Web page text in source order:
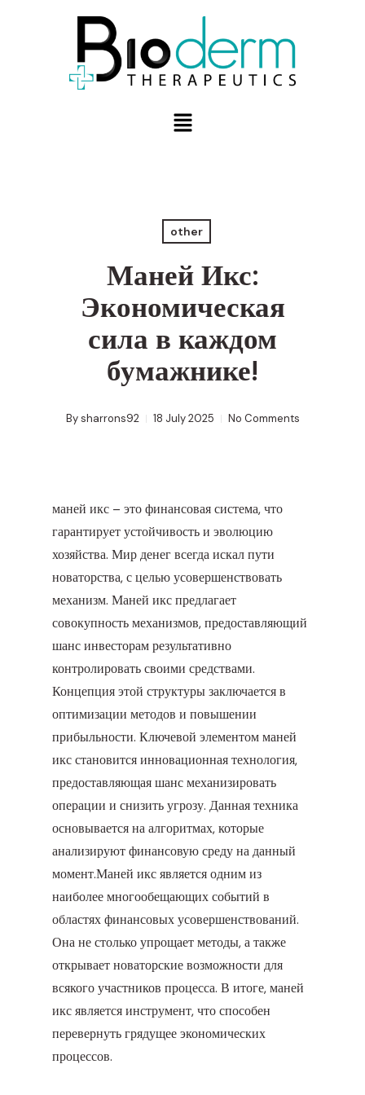
other
Маней Икс:
Экономическая
сила в каждом
бумажнике!
By sharrons92 18 July 2025 No Comments
маней икс – это финансовая система, что
гарантирует устойчивость и эволюцию
хозяйства. Мир денег всегда искал пути
новаторства, с целью усовершенствовать
механизм. Маней икс предлагает
совокупность механизмов, предоставляющий
шанс инвесторам результативно
контролировать своими средствами.
Концепция этой структуры заключается в
оптимизации методов и повышении
прибыльности. Ключевой элементом маней
икс становится инновационная технология,
предоставляющая шанс механизировать
операции и снизить угрозу. Данная техника
основывается на алгоритмах, которые
анализируют финансовую среду на данный
момент.Маней икс является одним из
наиболее многообещающих событий в
областях финансовых усовершенствований.
Она не столько упрощает методы, а также
открывает новаторские возможности для
всякого участников процесса. В итоге, маней
икс является инструмент, что способен
перевернуть грядущее экономических
процессов.